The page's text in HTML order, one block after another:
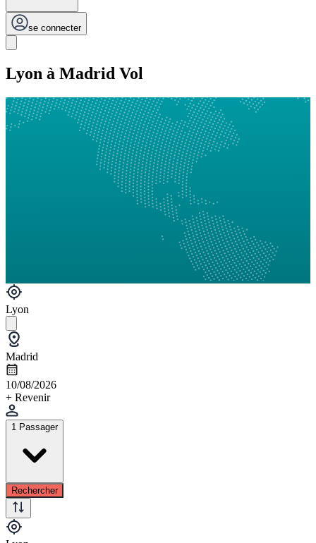
se connecter
Lyon à Madrid Vol
Lyon
Madrid
10/08/2026
+ Revenir
1 Passager
Rechercher